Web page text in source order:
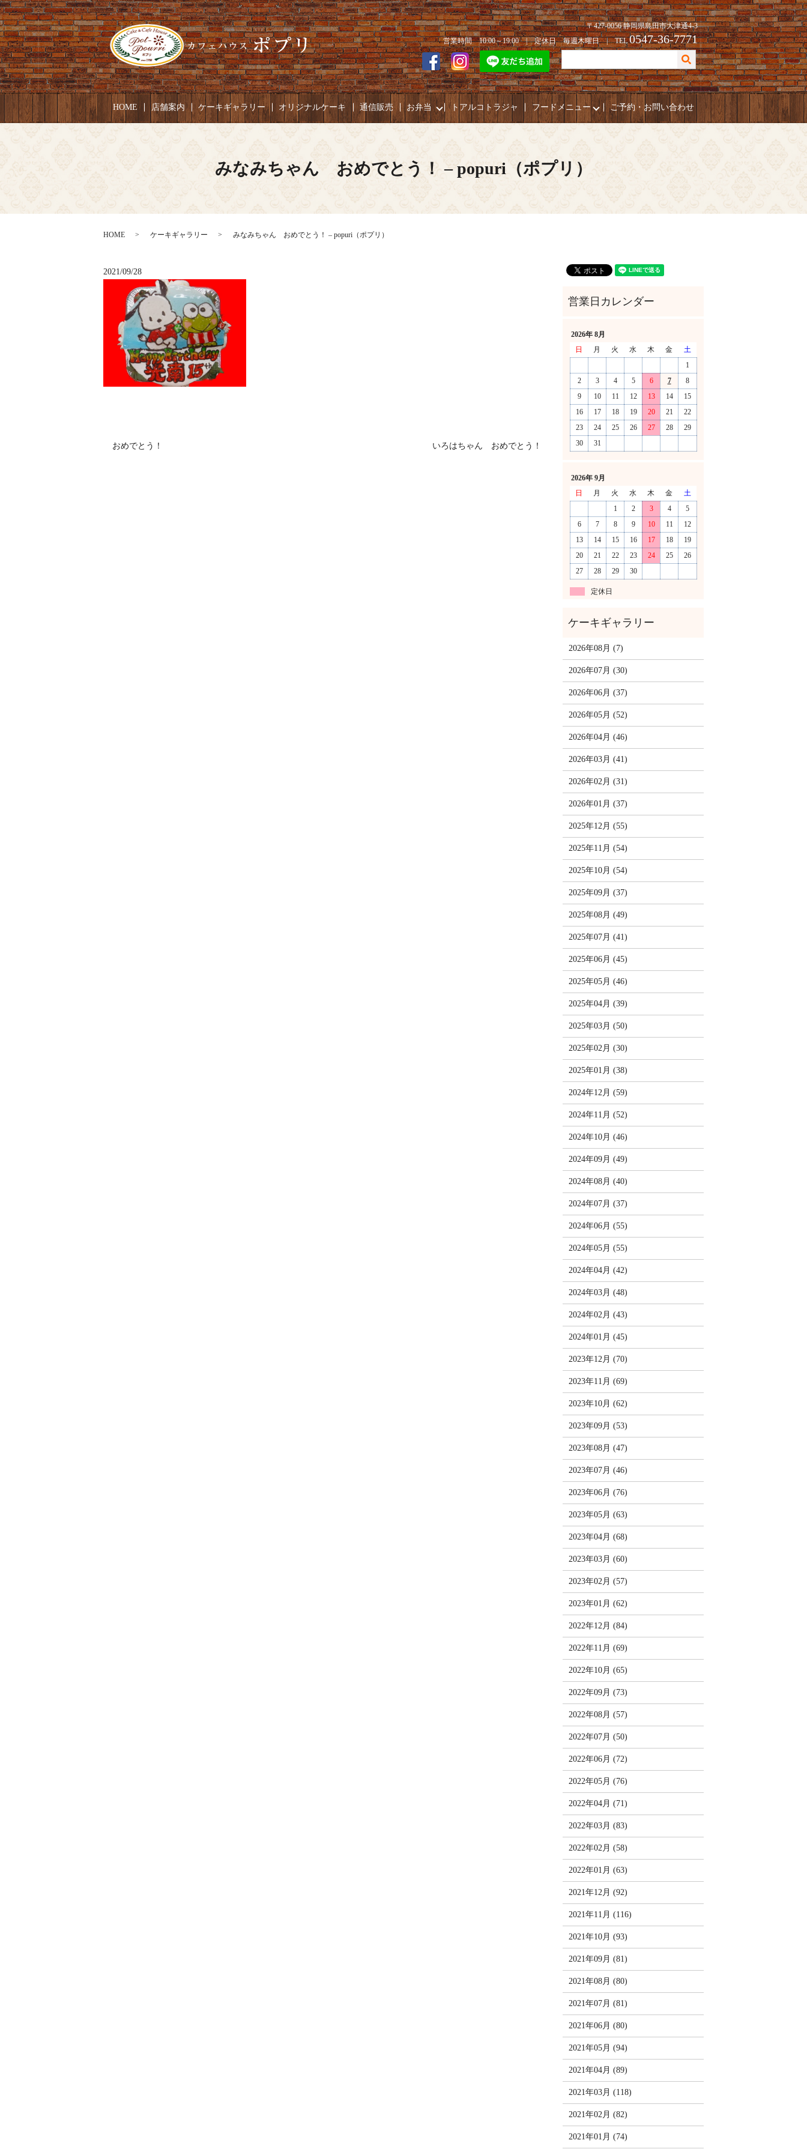
〒427-0056 静岡県島田市大津通4-3
営業時間 10:00～19:00 | 定休日 毎週木曜日 | TEL0547-36-7771
HOME 店舗案内 ケーキギャラリー オリジナルケーキ 通信販売 お弁当 トアルコトラジャ フードメニュー ご予約・お問い合わせ
みなみちゃん おめでとう！ – popuri（ポプリ）
HOME ケーキギャラリー みなみちゃん おめでとう！ – popuri（ポプリ）
2021/09/28
おめでとう！ いろはちゃん おめでとう！
2026年 8月
日
月 火 水 木 金
土
1
2
3 4 5 6 7
8
9
10 11 12 13 14
15
16
17 18 19 20 21
22
23
24 25 26 27 28
29
30
31
2026年 9月
日
月 火 水 木 金
土
1
2 3 4
5
6
7 8 9 10 11
12
13
14 15 16 17 18
19
20
21 22 23 24 25
26
27
28 29 30
定休日
2026年08月 (7)
2026年07月 (30)
2026年06月 (37)
2026年05月 (52)
2026年04月 (46)
2026年03月 (41)
2026年02月 (31)
2026年01月 (37)
2025年12月 (55)
2025年11月 (54)
2025年10月 (54)
2025年09月 (37)
2025年08月 (49)
2025年07月 (41)
2025年06月 (45)
2025年05月 (46)
2025年04月 (39)
2025年03月 (50)
2025年02月 (30)
2025年01月 (38)
2024年12月 (59)
2024年11月 (52)
2024年10月 (46)
2024年09月 (49)
2024年08月 (40)
2024年07月 (37)
2024年06月 (55)
2024年05月 (55)
2024年04月 (42)
2024年03月 (48)
2024年02月 (43)
2024年01月 (45)
2023年12月 (70)
2023年11月 (69)
2023年10月 (62)
2023年09月 (53)
2023年08月 (47)
2023年07月 (46)
2023年06月 (76)
2023年05月 (63)
2023年04月 (68)
2023年03月 (60)
2023年02月 (57)
2023年01月 (62)
2022年12月 (84)
2022年11月 (69)
2022年10月 (65)
2022年09月 (73)
2022年08月 (57)
2022年07月 (50)
2022年06月 (72)
2022年05月 (76)
2022年04月 (71)
2022年03月 (83)
2022年02月 (58)
2022年01月 (63)
2021年12月 (92)
2021年11月 (116)
2021年10月 (93)
2021年09月 (81)
2021年08月 (80)
2021年07月 (81)
2021年06月 (80)
2021年05月 (94)
2021年04月 (89)
2021年03月 (118)
2021年02月 (82)
2021年01月 (74)